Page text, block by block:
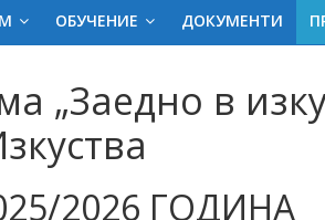
ОБУЧЕНИЕ ДОКУМЕНТИ
„Заедно в
2026 ГОДИНА